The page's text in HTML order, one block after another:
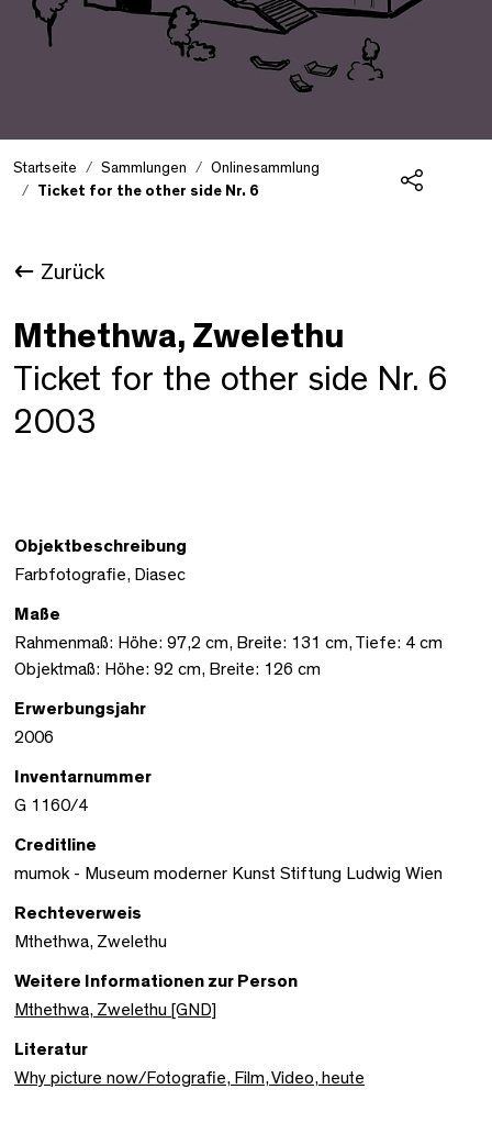
Startseite Sammlungen
Onlinesammlung
Ticket for the other side Nr. 6
Zurück
Mthethwa, Zwelethu
Ticket for the other side Nr. 6
2003
Objektbeschreibung
Farbfotografie, Diasec
Maße
Rahmenmaß: Höhe: 97,2 cm, Breite: 131 cm, Tiefe: 4 cm
Objektmaß: Höhe: 92 cm, Breite: 126 cm
Erwerbungsjahr
2006
Inventarnummer
G 1160/4
Creditline
mumok - Museum moderner Kunst Stiftung Ludwig Wien
Rechteverweis
Mthethwa, Zwelethu
Weitere Informationen zur Person
Mthethwa, Zwelethu [GND]
Literatur
Why picture now/Fotografie, Film, Video, heute